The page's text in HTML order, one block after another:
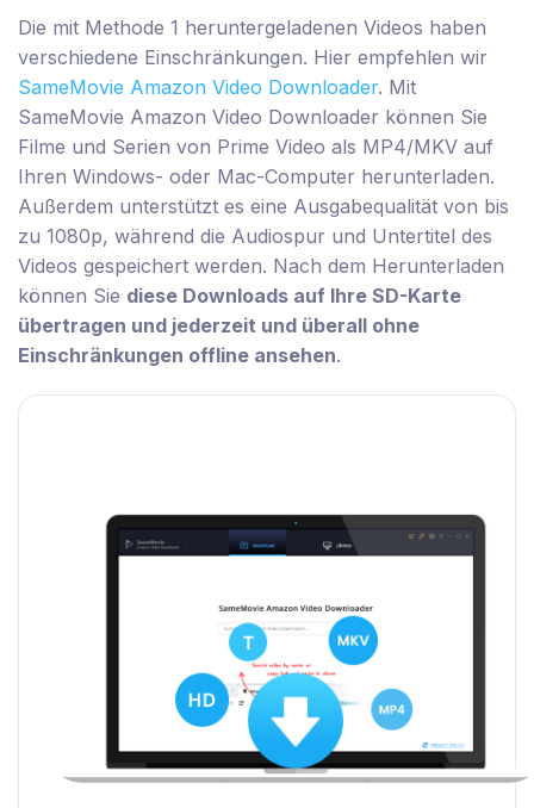
Die mit Methode 1 heruntergeladenen Videos haben
verschiedene Einschränkungen. Hier empfehlen wir
SameMovie Amazon Video Downloader. Mit
SameMovie Amazon Video Downloader können Sie
Filme und Serien von Prime Video als MP4/MKV auf
Ihren Windows- oder Mac-Computer herunterladen.
Außerdem unterstützt es eine Ausgabequalität von bis
zu 1080p, während die Audiospur und Untertitel des
Videos gespeichert werden. Nach dem Herunterladen
können Sie diese Downloads auf Ihre SD-Karte
übertragen und jederzeit und überall ohne
Einschränkungen offline ansehen.